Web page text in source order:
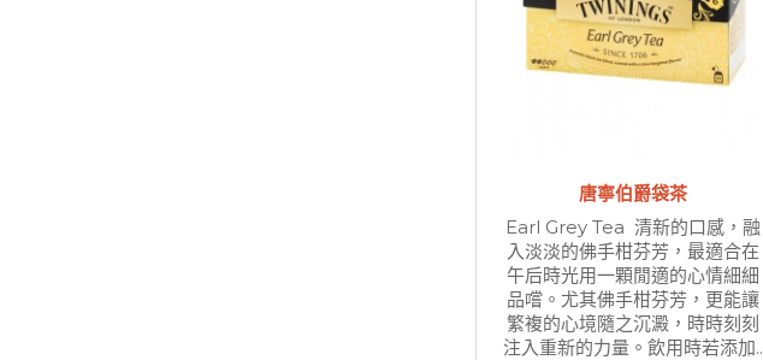
唐寧伯爵袋茶
Earl Grey Tea 清新的口感，融
入淡淡的佛手柑芬芳，最適合在
午后時光用一顆閒適的心情細細
品嚐。尤其佛手柑芬芳，更能讓
繁複的心境隨之沉澱，時時刻刻
注入重新的力量。飲用時若添加..